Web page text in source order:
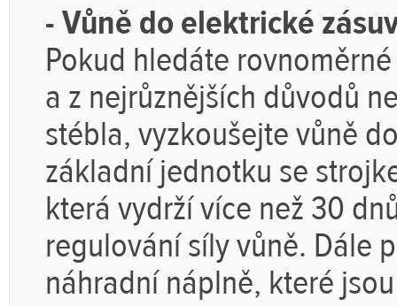
- Vůně do elektrické
Pokud hledáte
a z nejrůznějších důvodů
stébla, vyzkoušejte vůně
základní jednotku se
která vydrží více než 30
regulování síly vůně. Dále
náhradní náplně, které